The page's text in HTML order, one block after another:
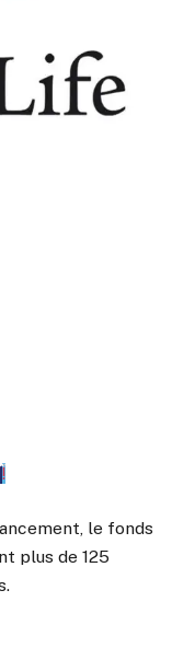
le fonds
plus de 125